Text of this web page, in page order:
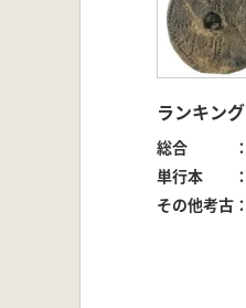
ランキング
総合
単行本
その他考古